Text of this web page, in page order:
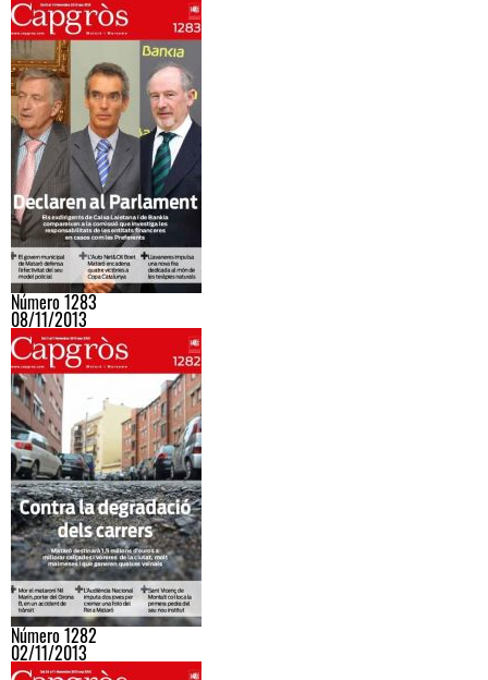
Número 1283
08/11/2013
Número 1282
02/11/2013